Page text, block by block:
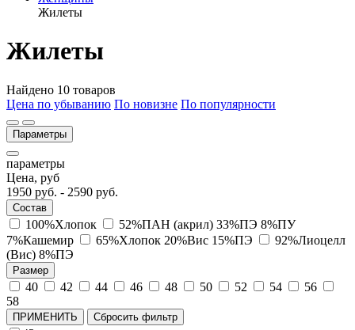
Жилеты
Жилеты
Найдено 10 товаров
Цена по убыванию По новизне По популярности
Параметры
параметры
Цена, руб
1950 руб. - 2590 руб.
Состав
100%Хлопок
52%ПАН (акрил) 33%ПЭ 8%ПУ
7%Кашемир
65%Хлопок 20%Вис 15%ПЭ
92%Лиоцелл
(Вис) 8%ПЭ
Размер
40 42 44 46 48 50 52 54
56
58
ПРИМЕНИТЬ Сбросить фильтр